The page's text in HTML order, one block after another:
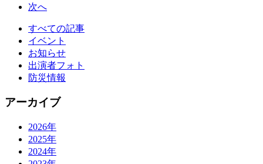
次へ
すべての記事
イベント
お知らせ
出演者フォト
防災情報
アーカイブ
2026年
2025年
2024年